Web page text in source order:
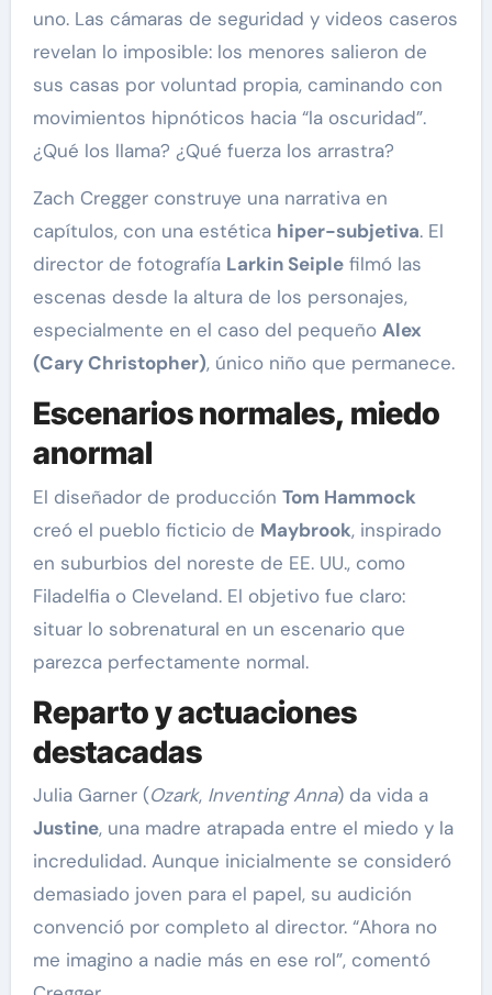
uno. Las cámaras de seguridad y videos caseros
revelan lo imposible: los menores salieron de
sus casas por voluntad propia, caminando con
movimientos hipnóticos hacia “la oscuridad”.
¿Qué los llama? ¿Qué fuerza los arrastra?
Zach Cregger construye una narrativa en
capítulos, con una estética hiper-subjetiva. El
director de fotografía Larkin Seiplefilmó las
escenas desde la altura de los personajes,
especialmente en el caso del pequeño Alex
(Cary Christopher), único niño que permanece.
Escenarios normales, miedo
anormal
El diseñador de producción Tom Hammock
creó el pueblo ficticio de Maybrook, inspirado
en suburbios del noreste de EE. UU., como
Filadelfia o Cleveland. El objetivo fue claro:
situar lo sobrenatural en un escenario que
parezca perfectamente normal.
Reparto y actuaciones
destacadas
Julia Garner (Ozark, Inventing Anna) da vida a
Justine, una madre atrapada entre el miedo y la
incredulidad. Aunque inicialmente se consideró
demasiado joven para el papel, su audición
convenció por completo al director. “Ahora no
me imagino a nadie más en ese rol”, comentó